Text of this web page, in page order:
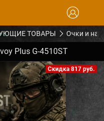
ТОВАРЫ Очки и
Plus G-4510ST
Скидка 817 руб.